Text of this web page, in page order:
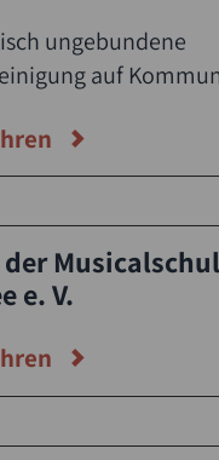
ungebundene
auf
e. V.